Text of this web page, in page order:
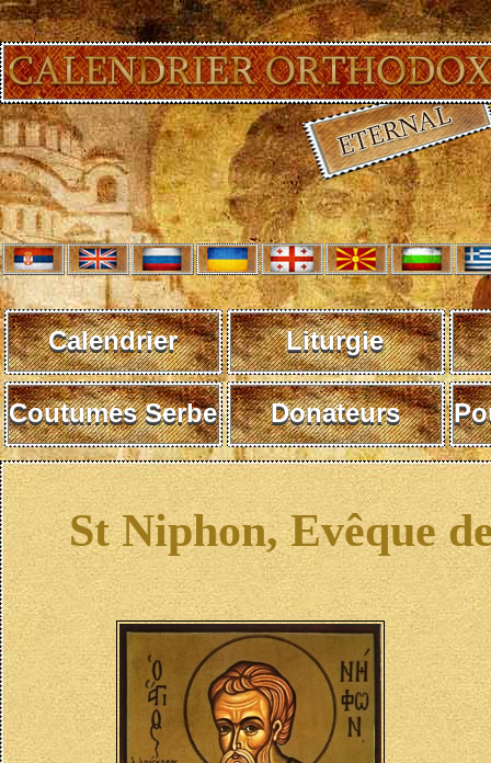
Calendrier Liturgie
Coutumes Serbe Donateurs
St Niphon, Evêque